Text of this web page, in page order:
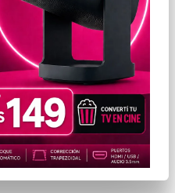
fines ilustrativos.